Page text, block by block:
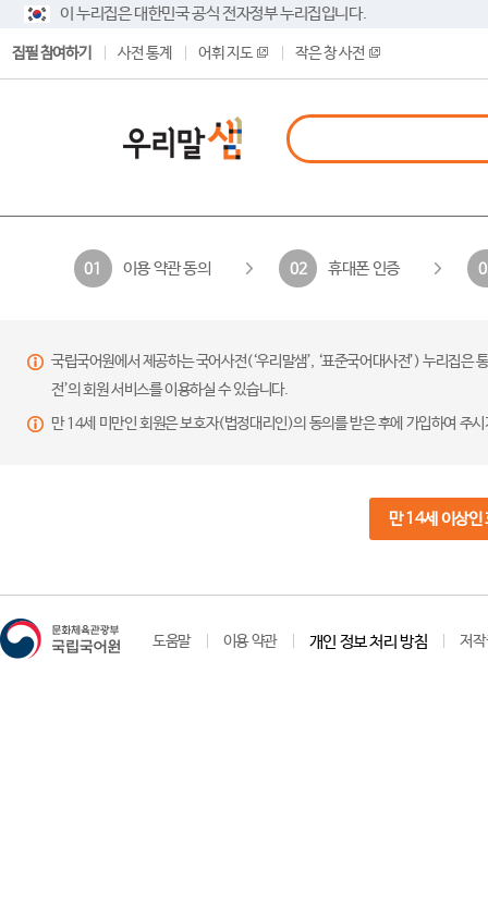
이 누리집은 대한민국 공식 전자정부 누리집입니다.
집필 참여하기 사전 통계 어휘 지도 작은 창 사전
01 이용 약관 동의 02 휴대폰 인증
국립국어원에서 제공하는 국어사전(‘우리말샘’, ‘표준국어대사전’) 누리집
전’의 회원 서비스를 이용하실 수 있습니다.
만 14세 미만인 회원은 보호자(법정대리인)의 동의를 받은 후에 가입하여 주
만 14세 이상인
도움말 이용 약관 개인 정보 처리 방침 저